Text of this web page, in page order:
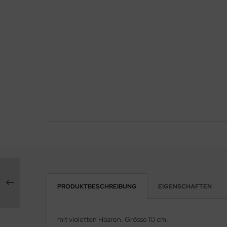
PRODUKTBESCHREIBUNG EIGENSCHAFTEN
mit violetten Haaren. Grösse 10 cm.